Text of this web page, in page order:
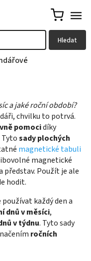
Hledat
a jaké roční období?
chvilku to potrvá.
pomocidíky
Tytosady plochých
magnetické tabuli
magnetické
představ. Použít je ale
hodit.
každý den a
dnů v měsíci,
v týdnu. Tyto sady
ročních